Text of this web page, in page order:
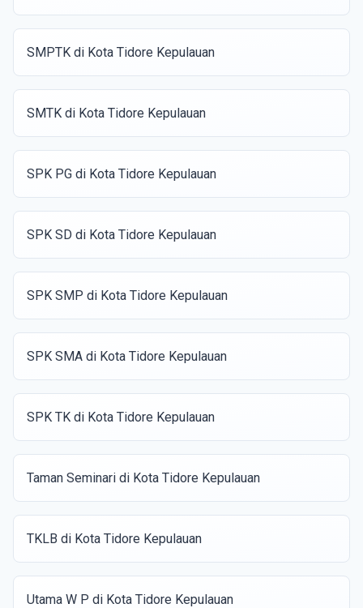
SMPTK di Kota Tidore Kepulauan
SMTK di Kota Tidore Kepulauan
SPK PG di Kota Tidore Kepulauan
SPK SD di Kota Tidore Kepulauan
SPK SMP di Kota Tidore Kepulauan
SPK SMA di Kota Tidore Kepulauan
SPK TK di Kota Tidore Kepulauan
Taman Seminari di Kota Tidore Kepulauan
TKLB di Kota Tidore Kepulauan
Utama W P di Kota Tidore Kepulauan